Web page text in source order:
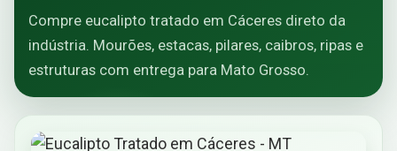
Compre eucalipto tratado em Cáceres direto da
indústria. Mourões, estacas, pilares, caibros, ripas e
estruturas com entrega para Mato Grosso.